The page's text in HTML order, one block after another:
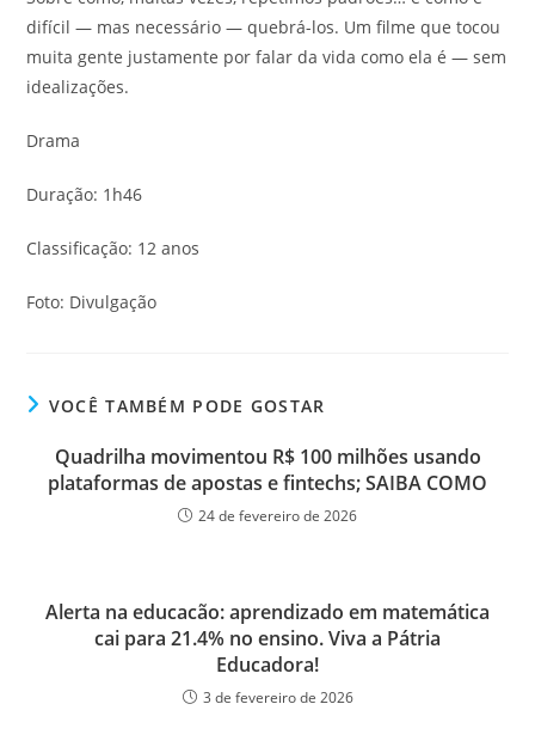
difícil — mas necessário — quebrá-los. Um filme que tocou
muita gente justamente por falar da vida como ela é — sem
idealizações.
Drama
Duração: 1h46
Classificação: 12 anos
Foto: Divulgação
VOCÊ TAMBÉM PODE GOSTAR
Quadrilha movimentou R$ 100 milhões usando
plataformas de apostas e fintechs; SAIBA COMO
24 de fevereiro de 2026
Alerta na educacão: aprendizado em matemática
cai para 21.4% no ensino. Viva a Pátria
Educadora!
3 de fevereiro de 2026